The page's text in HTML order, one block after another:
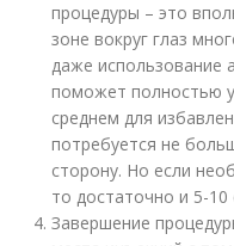
процедуры – это
зоне вокруг глаз
даже использование
поможет полностью
среднем для
потребуется не
сторону. Но если
то достаточно и 5-10
Завершение